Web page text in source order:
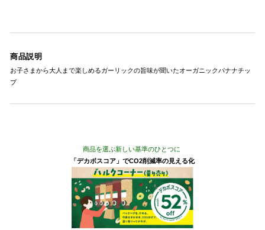
商品説明
お子さまから大人まで楽しめるガーリックの旨味が聞いたオーガニックバナナチッ
プ
商品を選ぶ新しい基準のひとつに
「デカボスコア」でCO2削減率の見える化